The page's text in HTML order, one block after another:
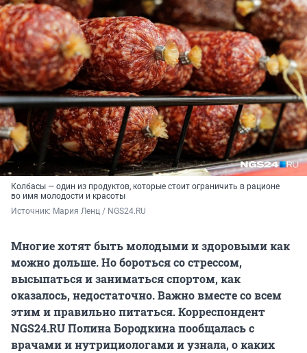
Колбасы — один из продуктов, которые стоит ограничить в рационе
во имя молодости и красоты
Источник: Мария Ленц / NGS24.RU
Многие хотят быть молодыми и здоровыми как
можно дольше. Но бороться со стрессом,
высыпаться и заниматься спортом, как
оказалось, недостаточно. Важно вместе со всем
этим и правильно питаться. Корреспондент
NGS24.RU Полина Бородкина пообщалась с
врачами и нутрициологами и узнала, о каких